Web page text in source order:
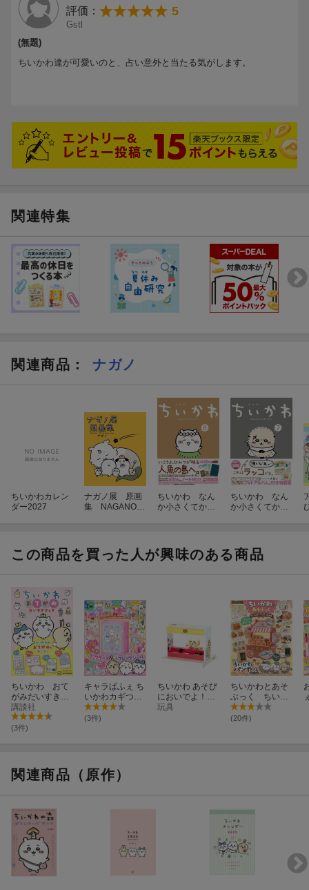
評価： 5
Gstl
(無題)
ちいかわ達が可愛いのと、占い意外と当たる気がします。
関連特集
関連商品 ： ナガノ
ちいかわカレン
ダー2027
ナガノ展 原画
集 NAGANO
ちいかわ なん
か小さくてかわ
せん＆ノートBO
X付き特装版
ちいかわ なん
か小さくてかわ
フォトアルバム
付き特装版
この商品を買った人が興味のある商品
ちいかわ おて
がみだいすきブ
ック
講談社
(3件)
キャラぱふぇ ち
いかわカギつき
ブックケース＆
フレークシール
(3件)
ちいかわ あそび
においでよ！お
しゃべりする
玩具
ちいかわとあそ
ぶっく ちいか
わベーカリー特
大号
(20件)
関連商品（原作）